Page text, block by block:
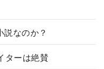
説なのか？
ターは絶賛